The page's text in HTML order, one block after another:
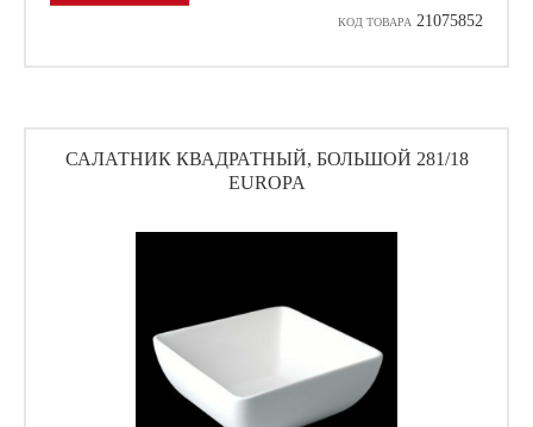
КОД ТОВАРА 21075852
САЛАТНИК КВАДРАТНЫЙ, БОЛЬШОЙ 281/18
EUROPA